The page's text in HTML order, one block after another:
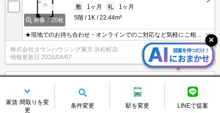
画像：20枚
敷
1ヶ月 礼
1ヶ月
5階
1K 22.44m²
★現地でのお待ち合わせ・オンラインでのご対応など気軽にご相談
ください★他の気になる物件も、一括でご案内可能です！タウンハ
ウジングにお任せください★
株式会社タウンハウジング東京 浜松町店
情報更新日 2026/08/07
詳細を見る
エクセリア芝大門
家賃·間取りを変
更
条件変更 駅を変更 LINEで提案